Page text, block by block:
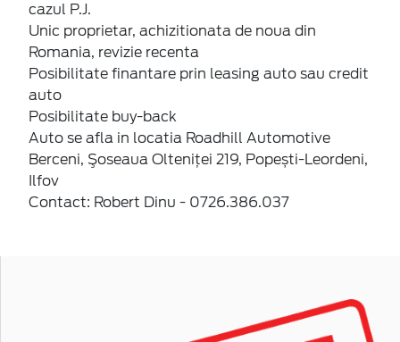
cazul P.J.
Unic proprietar, achizitionata de noua din
Romania, revizie recenta
Posibilitate finantare prin leasing auto sau credit
auto
Posibilitate buy-back
Auto se afla in locatia Roadhill Automotive
Berceni, Şoseaua Olteniţei 219, Popești-Leordeni,
Ilfov
Contact: Robert Dinu - 0726.386.037